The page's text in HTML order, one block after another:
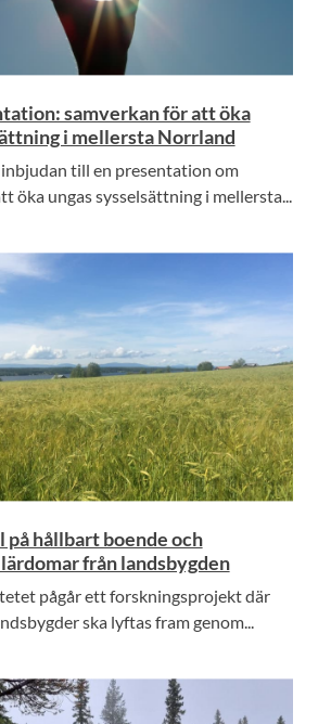
samverkan för att öka
i mellersta Norrland
till en presentation om
öka ungas sysselsättning i mellersta...
på hållbart boende och
från landsbygden
pågår ett forskningsprojekt där
ska lyftas fram genom...